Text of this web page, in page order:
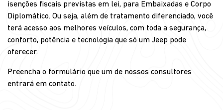
isenções fiscais previstas em lei, para Embaixadas e Corpo
Diplomático. Ou seja, além de tratamento diferenciado, você
terá acesso aos melhores veículos, com toda a segurança,
conforto, potência e tecnologia que só um Jeep pode
oferecer.
Preencha o formulário que um de nossos consultores
entrará em contato.